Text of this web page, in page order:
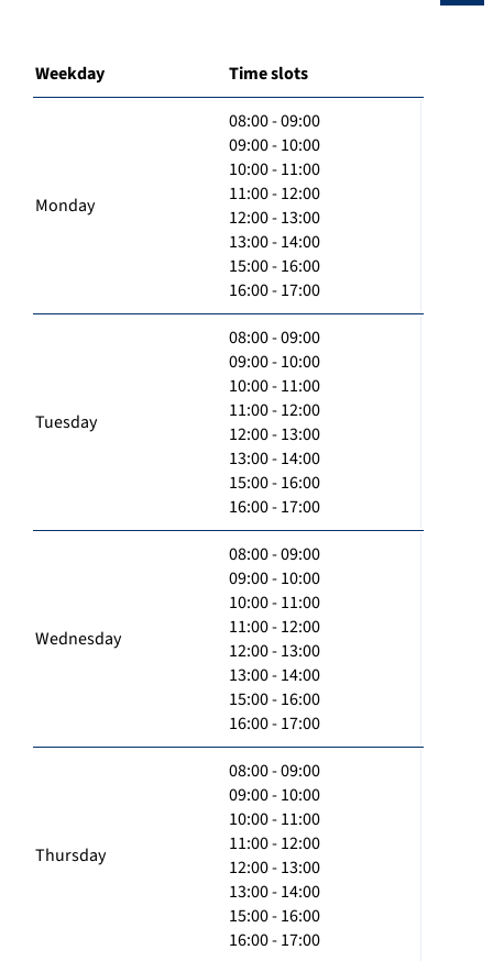
Weekday Time slots
Monday
08:00 - 09:00
09:00 - 10:00
10:00 - 11:00
11:00 - 12:00
12:00 - 13:00
13:00 - 14:00
15:00 - 16:00
16:00 - 17:00
Tuesday
08:00 - 09:00
09:00 - 10:00
10:00 - 11:00
11:00 - 12:00
12:00 - 13:00
13:00 - 14:00
15:00 - 16:00
16:00 - 17:00
Wednesday
08:00 - 09:00
09:00 - 10:00
10:00 - 11:00
11:00 - 12:00
12:00 - 13:00
13:00 - 14:00
15:00 - 16:00
16:00 - 17:00
Thursday
08:00 - 09:00
09:00 - 10:00
10:00 - 11:00
11:00 - 12:00
12:00 - 13:00
13:00 - 14:00
15:00 - 16:00
16:00 - 17:00